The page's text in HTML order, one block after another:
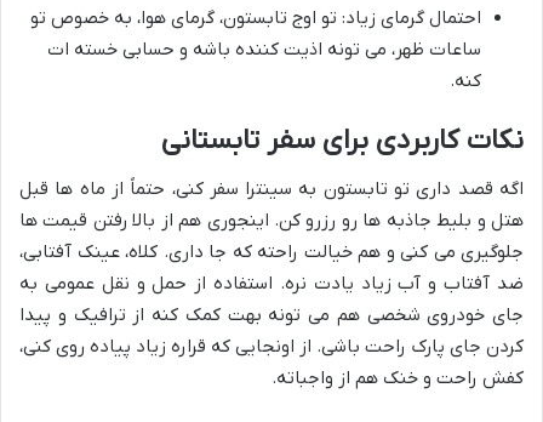
احتمال گرمای زیاد: تو اوج تابستون، گرمای هوا، به خصوص تو
ساعات ظهر، می تونه اذیت کننده باشه و حسابی خسته ات
کنه.
نکات کاربردی برای سفر تابستانی
اگه قصد داری تو تابستون به سینترا سفر کنی، حتماً از ماه ها قبل
هتل و بلیط جاذبه ها رو رزرو کن. اینجوری هم از بالا رفتن قیمت ها
جلوگیری می کنی و هم خیالت راحته که جا داری. کلاه، عینک آفتابی،
ضد آفتاب و آب زیاد یادت نره. استفاده از حمل و نقل عمومی به
جای خودروی شخصی هم می تونه بهت کمک کنه از ترافیک و پیدا
کردن جای پارک راحت باشی. از اونجایی که قراره زیاد پیاده روی کنی،
کفش راحت و خنک هم از واجباته.